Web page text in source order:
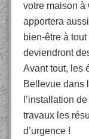
votre maison à
apportera
bien-être à
deviendront
Avant tout, les
Bellevue dans
l’installation
travaux les
d’urgence !